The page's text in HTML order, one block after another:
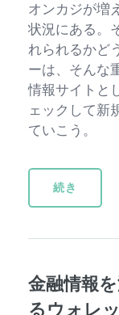
オンカジが増
状況にある。
れられるかど
ーは、そんな
情報サイトと
ェックして新
ていこう。
続き
金融情報
るウォレ